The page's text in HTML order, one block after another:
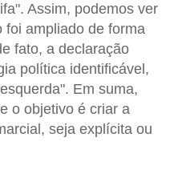
Assim, podemos ver
foi ampliado de forma
fato, a declaração
política identificável,
Em suma,
o objetivo é criar a
seja explícita ou